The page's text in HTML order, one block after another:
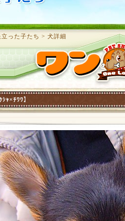
立った子たち > 犬詳細
ｬ×ﾁﾜﾜ】